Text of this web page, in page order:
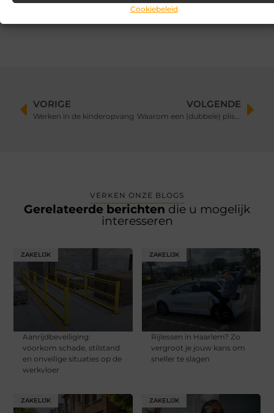
Cookiebeleid
Aanrijdbeveiliging: voorkom schade, stilstand en onveilige
VORIGE
Werken in de kinderopvang
VOLGENDE
Waarom een (dubbele) plissé hordeur uw lente aanzienlijk aangenamer maakt
VERKEN ONZE BLOGS
Gerelateerde berichten die u mogelijk
interesseren
ZAKELIJK
Aanrijdbeveiliging:
voorkom schade, stilstand
en onveilige situaties op de
werkvloer
ZAKELIJK
Rijlessen in Haarlem? Zo
vergroot je jouw kans om
sneller te slagen
ZAKELIJK ZAKELIJK